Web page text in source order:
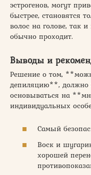
эстрогенов, могут
быстрее, становятся
волос на голове, так
обычно проходит.
Выводы и
Решение о том,
депиляцию**,
основываться на
индивидуальных
Самый
Воск и
хорошей